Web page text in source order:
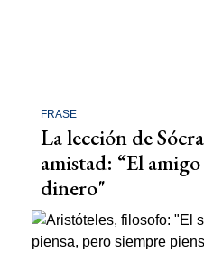
FRASE
La lección de
amistad: “El
dinero"